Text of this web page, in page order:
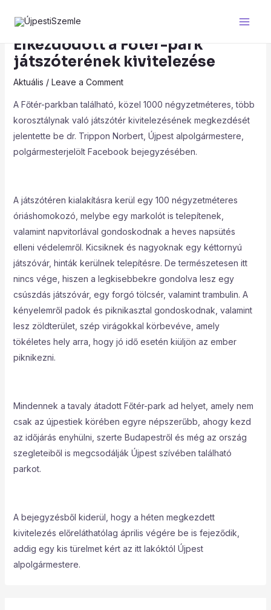
Elkezdődött a Főtér-park
játszóterének kivitelezése
Aktuális / Leave a Comment
A Főtér-parkban található, közel 1000 négyzetméteres, több
korosztálynak való játszótér kivitelezésének megkezdését
jelentette be dr. Trippon Norbert, Újpest alpolgármestere,
polgármesterjelölt Facebook bejegyzésében.
A játszótéren kialakításra kerül egy 100 négyzetméteres
óriáshomokozó, melybe egy markolót is telepítenek,
valamint napvitorlával gondoskodnak a heves napsütés
elleni védelemről. Kicsiknek és nagyoknak egy kéttornyú
játszóvár, hinták kerülnek telepítésre. De természetesen itt
nincs vége, hiszen a legkisebbekre gondolva lesz egy
csúszdás játszóvár, egy forgó tölcsér, valamint trambulin. A
kényelemről padok és piknikasztal gondoskodnak, valamint
lesz zöldterület, szép virágokkal körbevéve, amely
tökéletes hely arra, hogy jó idő esetén kiüljön az ember
piknikezni.
Mindennek a tavaly átadott Főtér-park ad helyet, amely nem
csak az újpestiek körében egyre népszerűbb, ahogy kezd
az időjárás enyhülni, szerte Budapestről és még az ország
szegleteiből is megcsodálják Újpest szívében található
parkot.
A bejegyzésből kiderül, hogy a héten megkezdett
kivitelezés előreláthatólag április végére be is fejeződik,
addig egy kis türelmet kért az itt lakóktól Újpest
alpolgármestere.